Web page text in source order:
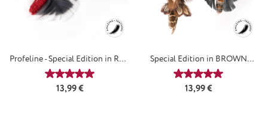
Profeline - Special Edition in RED
- AnhängerDurchschnittliche Bewertung von 5 von 5 Sternen
Regulärer Preis:
13,99 €
Special Edition in BROWN
AnhängerDurchschnittliche
Regulärer Preis:
13,99 €